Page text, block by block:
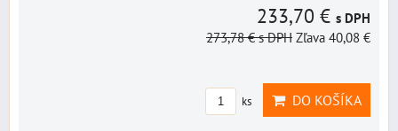
233,70 € s DPH
273,78 €s DPH Zľava 40,08 €
ks DO KOŠÍKA